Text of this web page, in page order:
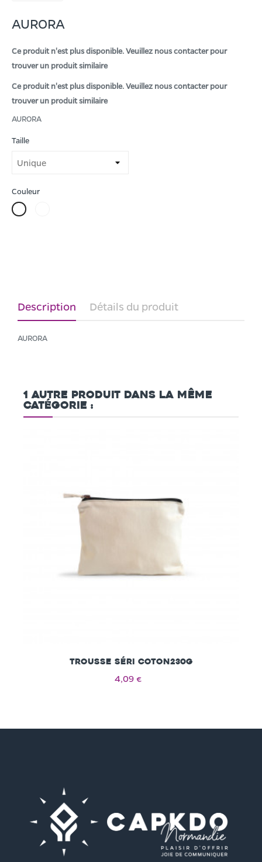
AURORA
Ce produit n'est plus disponible. Veuillez nous contacter pour
trouver un produit similaire
Ce produit n'est plus disponible. Veuillez nous contacter pour
trouver un produit similaire
AURORA
Taille
Couleur
Blanc/Marine
Description Détails du produit
AURORA
1 autre produit dans la même
catégorie :
Trousse séri coton230g
4,09 €